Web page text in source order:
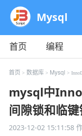
Mysql
首页 编程
教程
平面
首页 > 数据库> Mysql >
mysql中
间隙锁和临键
2023-12-02 15:11:58